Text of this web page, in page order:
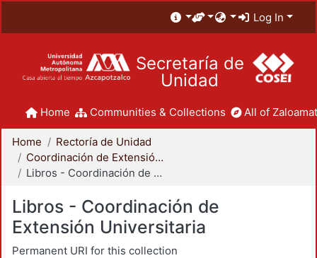
Log In
Secretaría de
Unidad
Home Communities & Collections All of
Home
Rectoría de Unidad
Coordinación de Extensión Universitaria
Libros - Coordinación de Extensión Universitaria
Libros - Coordinación de
Extensión Universitaria
Permanent URI for this collection